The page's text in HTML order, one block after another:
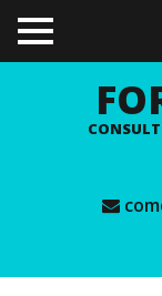
TOGGLE
MENU